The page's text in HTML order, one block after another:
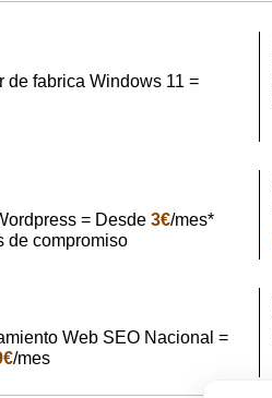
de fabrica Windows 11 =
= Desde 3€/mes*
de compromiso
Web SEO Nacional =
/mes